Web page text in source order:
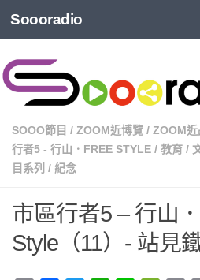
Soooradio
SOOO節目 / ZOOM近博覽 / ZOOM近
行者5 - 行山．FREE STYLE / 教育 /
目系列 / 紀念
市區行者5 – 行山
Style（11）- 站見